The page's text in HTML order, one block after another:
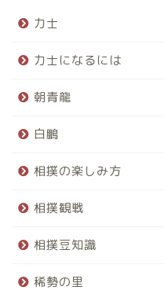
力士
力士になるには
朝青龍
白鵬
相撲の楽しみ方
相撲観戦
相撲豆知識
稀勢の里